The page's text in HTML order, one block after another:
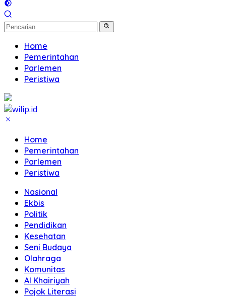
Home
Pemerintahan
Parlemen
Peristiwa
Home
Pemerintahan
Parlemen
Peristiwa
Nasional
Ekbis
Politik
Pendidikan
Kesehatan
Seni Budaya
Olahraga
Komunitas
Al Khairiyah
Pojok Literasi